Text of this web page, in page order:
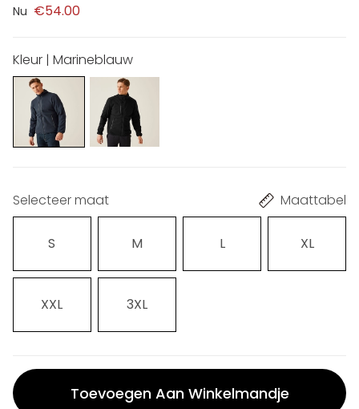
Nu €54.00
Kleur | Marineblauw
Selecteer maat Maattabel
S M L XL
XXL 3XL
Toevoegen Aan Winkelmandje